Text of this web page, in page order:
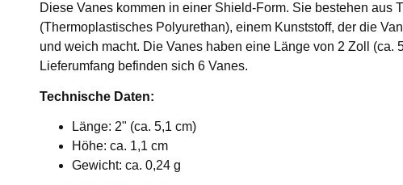
Diese Vanes kommen in einer Shield-Form. Sie bestehen aus
(Thermoplastisches Polyurethan), einem Kunststoff, der die
und weich macht. Die Vanes haben eine Länge von 2 Zoll (ca.
Lieferumfang befinden sich 6 Vanes.
Technische Daten:
Länge: 2" (ca. 5,1 cm)
Höhe: ca. 1,1 cm
Gewicht: ca. 0,24 g